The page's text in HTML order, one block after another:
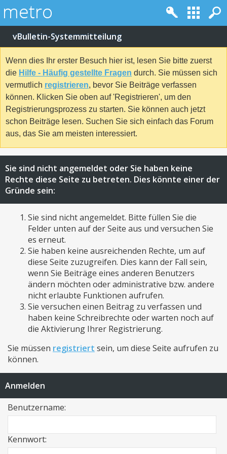
vBulletin-Systemmitteilung
Wenn dies Ihr erster Besuch hier ist, lesen Sie bitte zuerst
die Hilfe - Häufig gestellte Fragen durch. Sie müssen sich
vermutlich registrieren, bevor Sie Beiträge verfassen
können. Klicken Sie oben auf 'Registrieren', um den
Registrierungsprozess zu starten. Sie können auch jetzt
schon Beiträge lesen. Suchen Sie sich einfach das Forum
aus, das Sie am meisten interessiert.
Sie sind nicht angemeldet oder Sie haben keine
Rechte diese Seite zu betreten. Dies könnte einer der
Gründe sein:
Sie sind nicht angemeldet. Bitte füllen Sie die
Felder unten auf der Seite aus und versuchen Sie
es erneut.
Sie haben keine ausreichenden Rechte, um auf
diese Seite zuzugreifen. Dies kann der Fall sein,
wenn Sie Beiträge eines anderen Benutzers
ändern möchten oder administrative bzw. andere
nicht erlaubte Funktionen aufrufen.
Sie versuchen einen Beitrag zu verfassen und
haben keine Schreibrechte oder warten noch auf
die Aktivierung Ihrer Registrierung.
Sie müssen registriert sein, um diese Seite aufrufen zu
können.
Anmelden
Benutzername:
Kennwort: